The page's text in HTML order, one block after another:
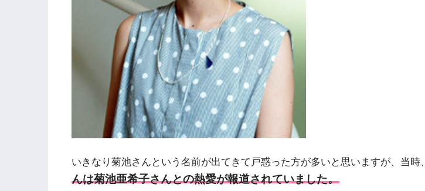
いきなり菊池さんという名前が出てきて戸惑った方が多いと思いますが、当時、
んは菊池亜希子さんとの熱愛が報道されていました。